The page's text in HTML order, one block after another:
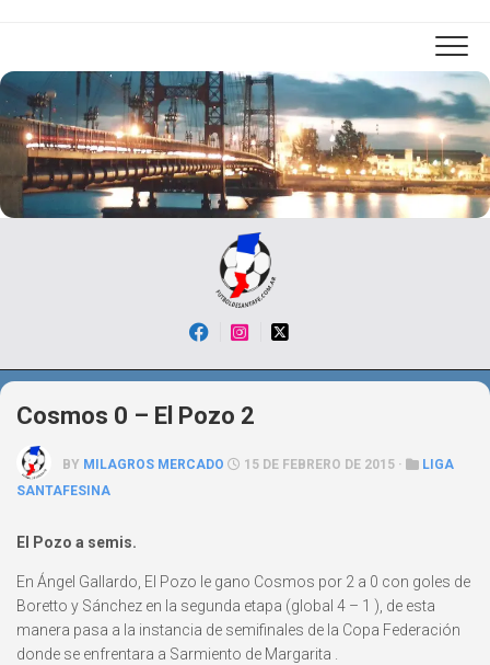
Cosmos 0 – El Pozo 2
BY MILAGROS MERCADO 15 DE FEBRERO DE 2015 ·
LIGA
SANTAFESINA
El Pozo a semis.
En Ángel Gallardo, El Pozo le gano Cosmos por 2 a 0 con goles de
Boretto y Sánchez en la segunda etapa (global 4 – 1 ), de esta
manera pasa a la instancia de semifinales de la Copa Federación
donde se enfrentara a Sarmiento de Margarita .